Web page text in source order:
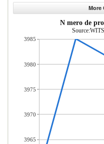
More
N mero de
3985
3980
3975
3970
3965